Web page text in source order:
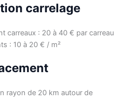
carrelage
carreaux : 20 à 40 € par carreau
: 10 à 20 € / m²
rayon de 20 km autour de